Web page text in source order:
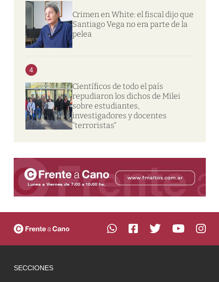
Crimen en White: el fiscal dijo que
Santiago Vega no era parte de la
pelea
4
Científicos de todo el país
repudiaron los dichos de Milei
sobre estudiantes,
investigadores y docentes
“terroristas”
SECCIONES